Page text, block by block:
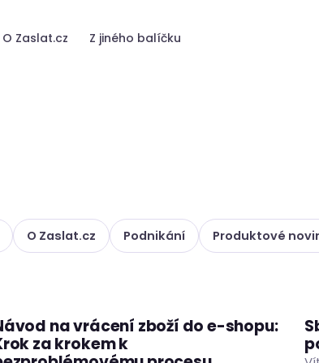
O Zaslat.cz Z jiného balíčku
O Zaslat.cz Podnikání Produktové
ČLÁNKY RADY A TIPY
na vrácení zboží do e-shopu:
za krokem k